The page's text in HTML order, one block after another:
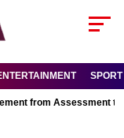
SPORT
from Assessment